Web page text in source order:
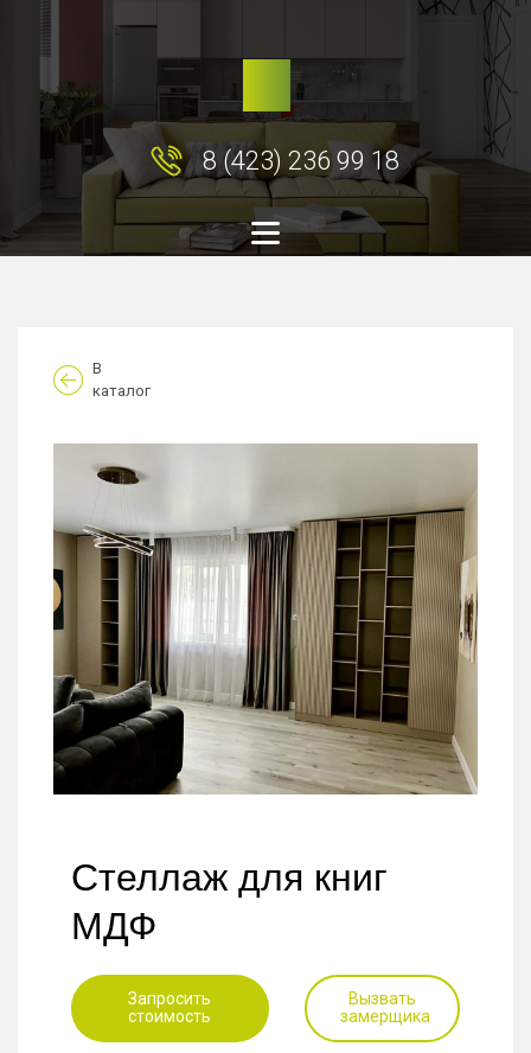
8 (423) 236 99 18
В
каталог
Стеллаж для книг
МДФ
Запросить
стоимость
Вызвать
замерщика